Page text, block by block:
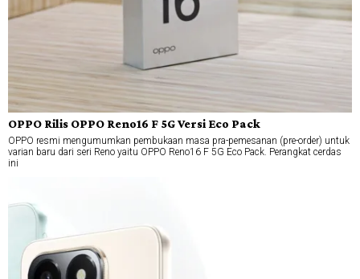
OPPO Rilis OPPO Reno16 F 5G Versi Eco Pack
OPPO resmi mengumumkan pembukaan masa pra-pemesanan (pre-order) untuk
varian baru dari seri Reno yaitu OPPO Reno16 F 5G Eco Pack. Perangkat cerdas
ini